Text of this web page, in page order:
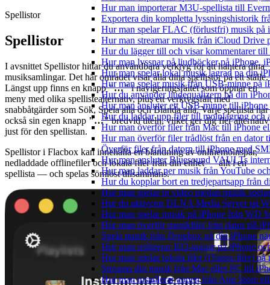
Hur man importerar M3U-spellista till
Exportera din kompletta lyssningshistorik
Hur man spelar FLAC (förlustfri) musik på
Hur man streamar musik från iCloud Drive
Hur du lägger till och visar kommentarer
Hur man lyssnar på ljudböcker på iPhone,
Hur man spelar lokal musik lagrad pa din
Hur man spelar musik från USB-minne på
Hur du använder ljudequalizern på din
Hur man ansluter ett USB-minne till
Hur du laddar upp filer till molnlagring och
Hur man överför filer från Mac till iPhone
Hur man överför filer trådlöst från en dator
Överför filer från datorn till iPhone med
Hur man ansluter Bluesound VAULTs
Hur man laddar ner musik från YouTube
Hur du kopplar bort en tredjepartsapp från
Hur man spelar in video medan musik
Hur du aktiverar DLNA Media Server på
Hur man spelar musik på iPhone från WD
Hur man överför musikfiler från dator till
Spela musik från Dropbox på din iPhone
Hur man redigerar ID3-taggar på iPhone
Hur man spelar lokala filer (iTunes-filer) på
Streama din musik från Mac eller PC till
Hur man installerar appen från App Store
Spellistor
Spellistor
I avsnittet Spellistor hittar du användbara verktyg för att hantera dina
musiksamlingar. Det här området visar alla dina spellistor på ett ställe.
Längst upp finns en knapp"…"i navigeringsfältet som öppnar en
meny med olika spellistealternativ, plus ett verktygsfält med
snabbåtgärder som Sök, Spela alla och Blanda alla. Varje spellista har
också sin egen knapp "…"bredvid titeln, vilket ger dig fler alternativ
just för den spellistan.
Spellistor i Flacbox kan innehålla en blandning av onlinemolnspår,
nedladdade offlinefiler och lokala filer från din enhet — allt i en
spellista — och spelas sömlöst tillsammans.